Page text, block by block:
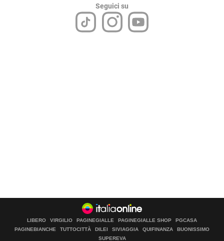
Seguici su
LIBERO VIRGILIO PAGINEGIALLE PAGINEGIALLE SHOP
PGCASA
PAGINEBIANCHE
TUTTOCITTÀ DILEI SIVIAGGIA QUIFINANZA
BUONISSIMO
SUPEREVA